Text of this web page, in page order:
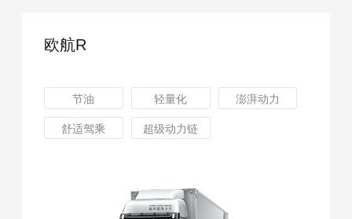
欧航R
节油 轻量化 澎湃动力
舒适驾乘 超级动力链